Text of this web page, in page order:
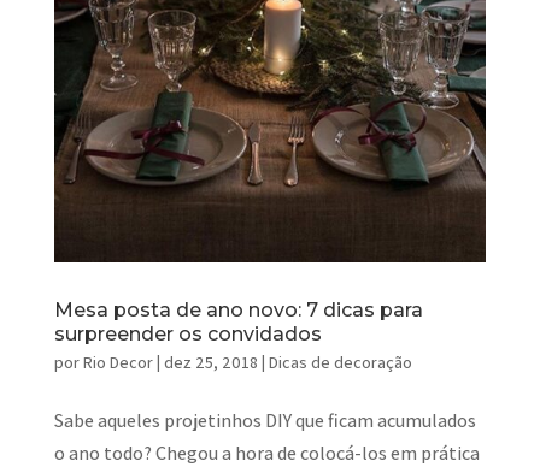
Mesa posta de ano novo: 7 dicas para
surpreender os convidados
porRio Decor| dez 25, 2018 | Dicas de decoração
Sabe aqueles projetinhos DIY que ficam acumulados
o ano todo? Chegou a hora de colocá-los em prática